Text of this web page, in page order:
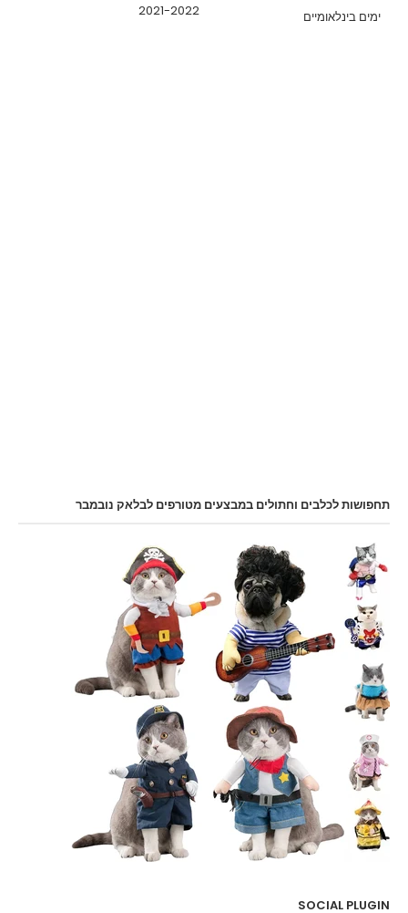
2021-2022
ימים בינלאומיים
תחפושות לכלבים וחתולים במבצעים מטורפים לבלאק נובמבר
SOCIAL PLUGIN